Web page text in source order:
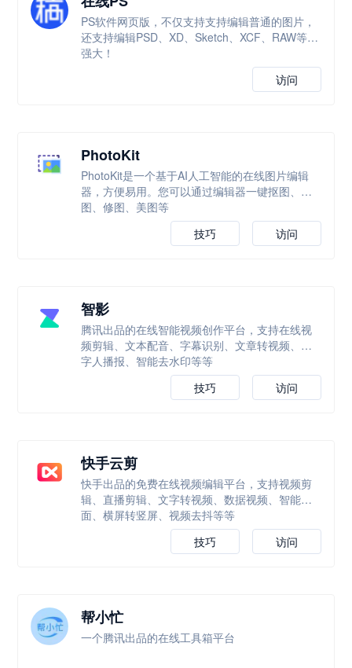
PS软件网页版，不仅支持支持编辑普通的图片，
还支持编辑PSD、XD、Sketch、XCF、RAW等，
强大！
访问
PhotoKit
PhotoKit是一个基于AI人工智能的在线图片编辑
器，方便易用。您可以通过编辑器一键抠图、改
图、修图、美图等
访问
技巧
智影
腾讯出品的在线智能视频创作平台，支持在线视
频剪辑、文本配音、字幕识别、文章转视频、数
字人播报、智能去水印等等
访问
技巧
快手云剪
快手出品的免费在线视频编辑平台，支持视频剪
辑、直播剪辑、文字转视频、数据视频、智能封
面、横屏转竖屏、视频去抖等等
访问
技巧
帮小忙
一个腾讯出品的在线工具箱平台